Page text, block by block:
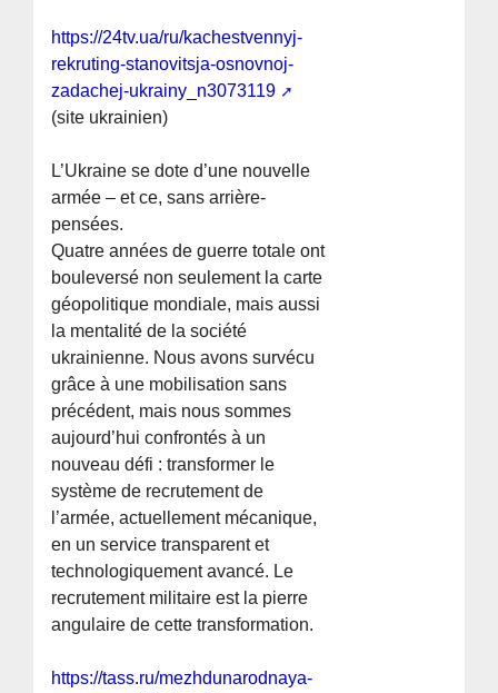
https://24tv.ua/ru/kachestvennyj-
rekruting-stanovitsja-osnovnoj-
zadachej-ukrainy_n3073119
(site ukrainien)
L’Ukraine se dote d’une nouvelle
armée – et ce, sans arrière-
pensées.
Quatre années de guerre totale ont
bouleversé non seulement la carte
géopolitique mondiale, mais aussi
la mentalité de la société
ukrainienne. Nous avons survécu
grâce à une mobilisation sans
précédent, mais nous sommes
aujourd’hui confrontés à un
nouveau défi : transformer le
système de recrutement de
l’armée, actuellement mécanique,
en un service transparent et
technologiquement avancé. Le
recrutement militaire est la pierre
angulaire de cette transformation.
https://tass.ru/mezhdunarodnaya-